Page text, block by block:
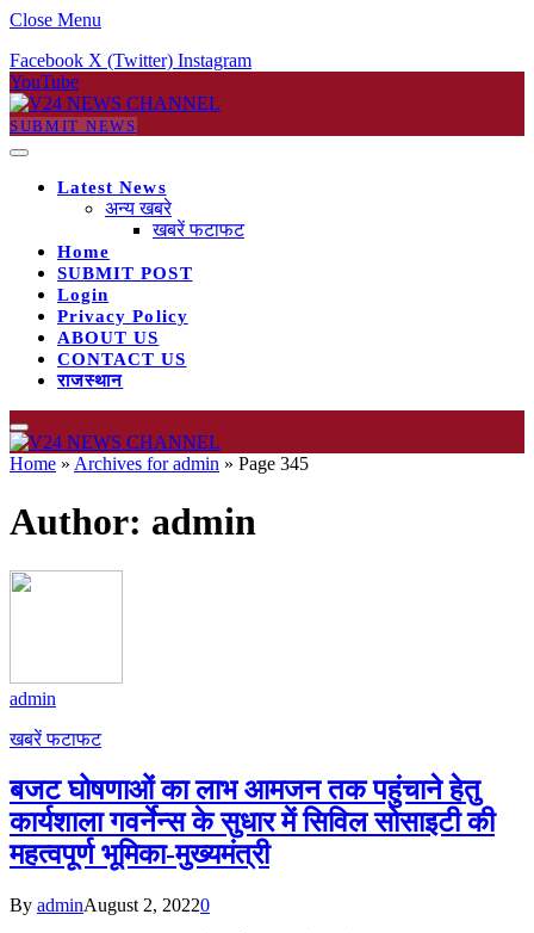
Close Menu
Facebook X (Twitter) Instagram
YouTube
SUBMIT NEWS
Latest News
अन्य खबरे
खबरें फटाफट
Home
SUBMIT POST
Login
Privacy Policy
ABOUT US
CONTACT US
राजस्थान
Home » Archives for admin » Page 345
Author: admin
admin
खबरें फटाफट
बजट घोषणाओं का लाभ आमजन तक पहुंचाने हेतु
कार्यशाला गवर्नेन्स के सुधार में सिविल सोसाइटी की
महत्वपूर्ण भूमिका-मुख्यमंत्री
By adminAugust 2, 20220